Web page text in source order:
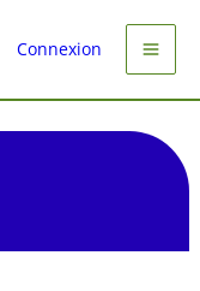
Connexion